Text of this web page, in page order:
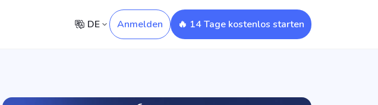
DE Anmelden 🔥 14 Tage kostenlos starten